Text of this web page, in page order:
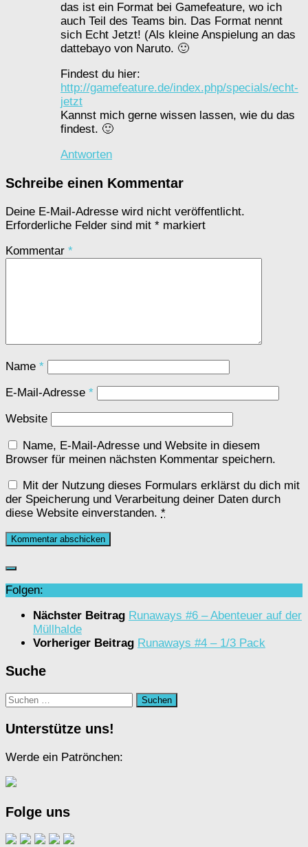
das ist ein Format bei Gamefeature, wo ich
auch Teil des Teams bin. Das Format nennt
sich Echt Jetzt! (Als kleine Anspielung an das
dattebayo von Naruto. 🙂
Findest du hier:
http://gamefeature.de/index.php/specials/echt-
jetzt
Kannst mich gerne wissen lassen, wie du das
findest. 🙂
Antworten
Schreibe einen Kommentar
Deine E-Mail-Adresse wird nicht veröffentlicht.
Erforderliche Felder sind mit * markiert
Kommentar *
Name *
E-Mail-Adresse *
Website
Name, E-Mail-Adresse und Website in diesem
Browser für meinen nächsten Kommentar speichern.
Mit der Nutzung dieses Formulars erklärst du dich mit
der Speicherung und Verarbeitung deiner Daten durch
diese Website einverstanden. *
Folgen:
Nächster Beitrag Runaways #6 – Abenteuer auf der
Müllhalde
Vorheriger Beitrag Runaways #4 – 1/3 Pack
Suche
Suchen
Unterstütze uns!
Werde ein Patrönchen:
Folge uns